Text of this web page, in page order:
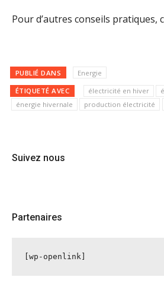
Pour d’autres conseils pratiques,
PUBLIÉ DANS Energie
ÉTIQUETÉ AVEC électricité en hiver
énergie hivernale
production électricité
Suivez nous
Partenaires
[wp-openlink]